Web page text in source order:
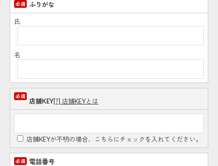
ふりがな
氏
名
店舗KEY[?] 店舗KEYとは
店舗KEYが不明の場合、こちらにチェックを入れてください。
電話番号